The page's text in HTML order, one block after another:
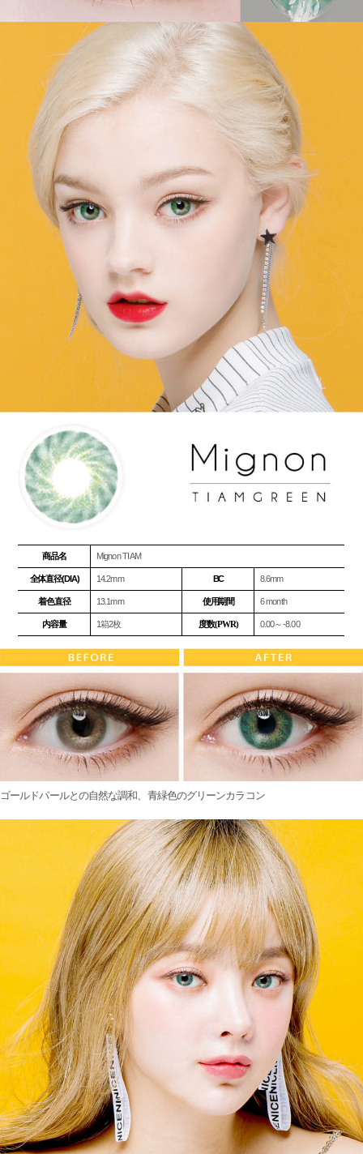
商品名 Mignon TIAM
全体直径(DIA) 14.2mm BC 8.6mm
着色直径 13.1mm 使用期間 6 month
内容量 1箱2枚 度数(PWR) 0.00～-8.00
ゴールドパールとの自然な調和、青緑色のグリーンカラコン